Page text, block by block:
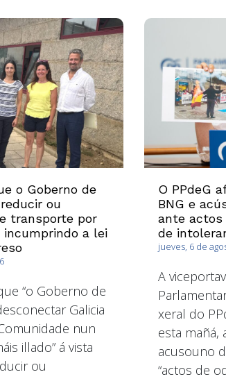
o Goberno de
ou
transporte por
a lei
“o Goberno de
Galicia
nun
illado” á vista
ou
O PPdeG
BNG e
ante actos
de
jueves, 6 de
A
xeral do
esta mañá,
acusouno
“actos de